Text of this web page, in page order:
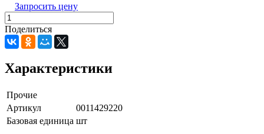
Запросить цену
Поделиться
Характеристики
Прочие
Артикул
0011429220
Базовая единица шт